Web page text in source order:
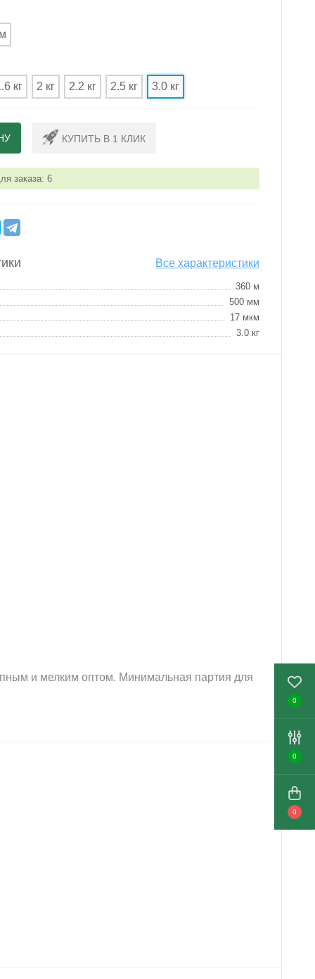
0
0
0
кг 2 кг 2.2 кг 2.5 кг 3.0 кг
КУПИТЬ В 1 КЛИК
заказа: 6
Все характеристики
360 м
500 мм
17 мкм
3.0 кг
и мелким оптом. Минимальная партия для